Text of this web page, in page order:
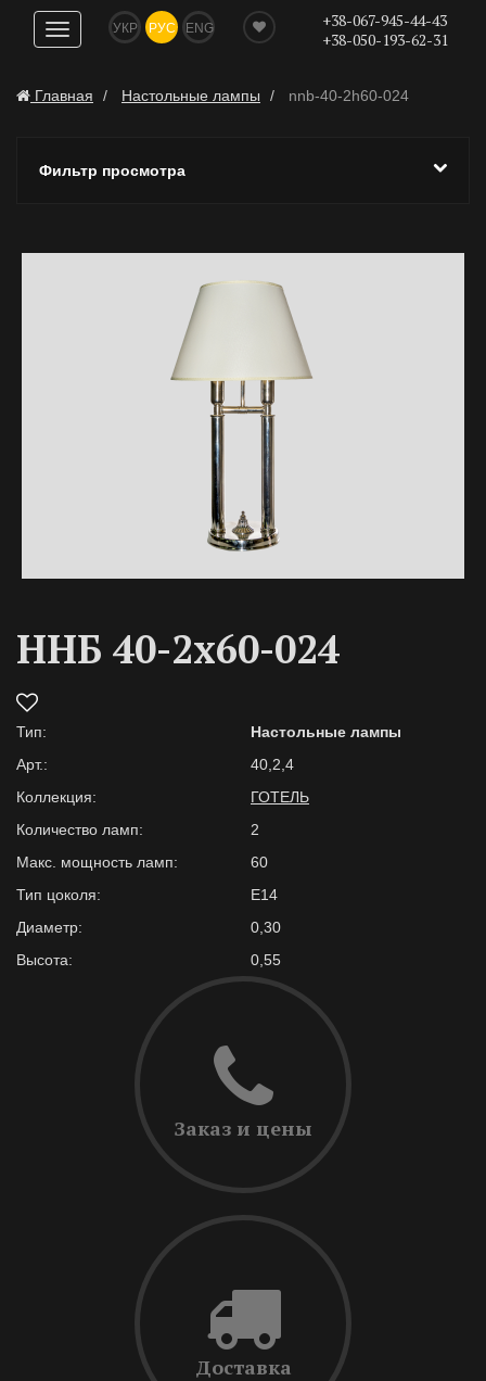
Показать
навигацию
УКР РУС ENG
+38-067-945-44-43
+38-050-193-62-31
Главная Настольные лампы nnb-40-2h60-024
Фильтр просмотра
ННБ 40-2х60-024
Тип:
Настольные лампы
Арт.:
40,2,4
Коллекция:
ГОТЕЛЬ
Количество ламп:
2
Макс. мощность ламп:
60
Тип цоколя:
E14
Диаметр:
0,30
Высота:
0,55
Заказ и цены
Доставка